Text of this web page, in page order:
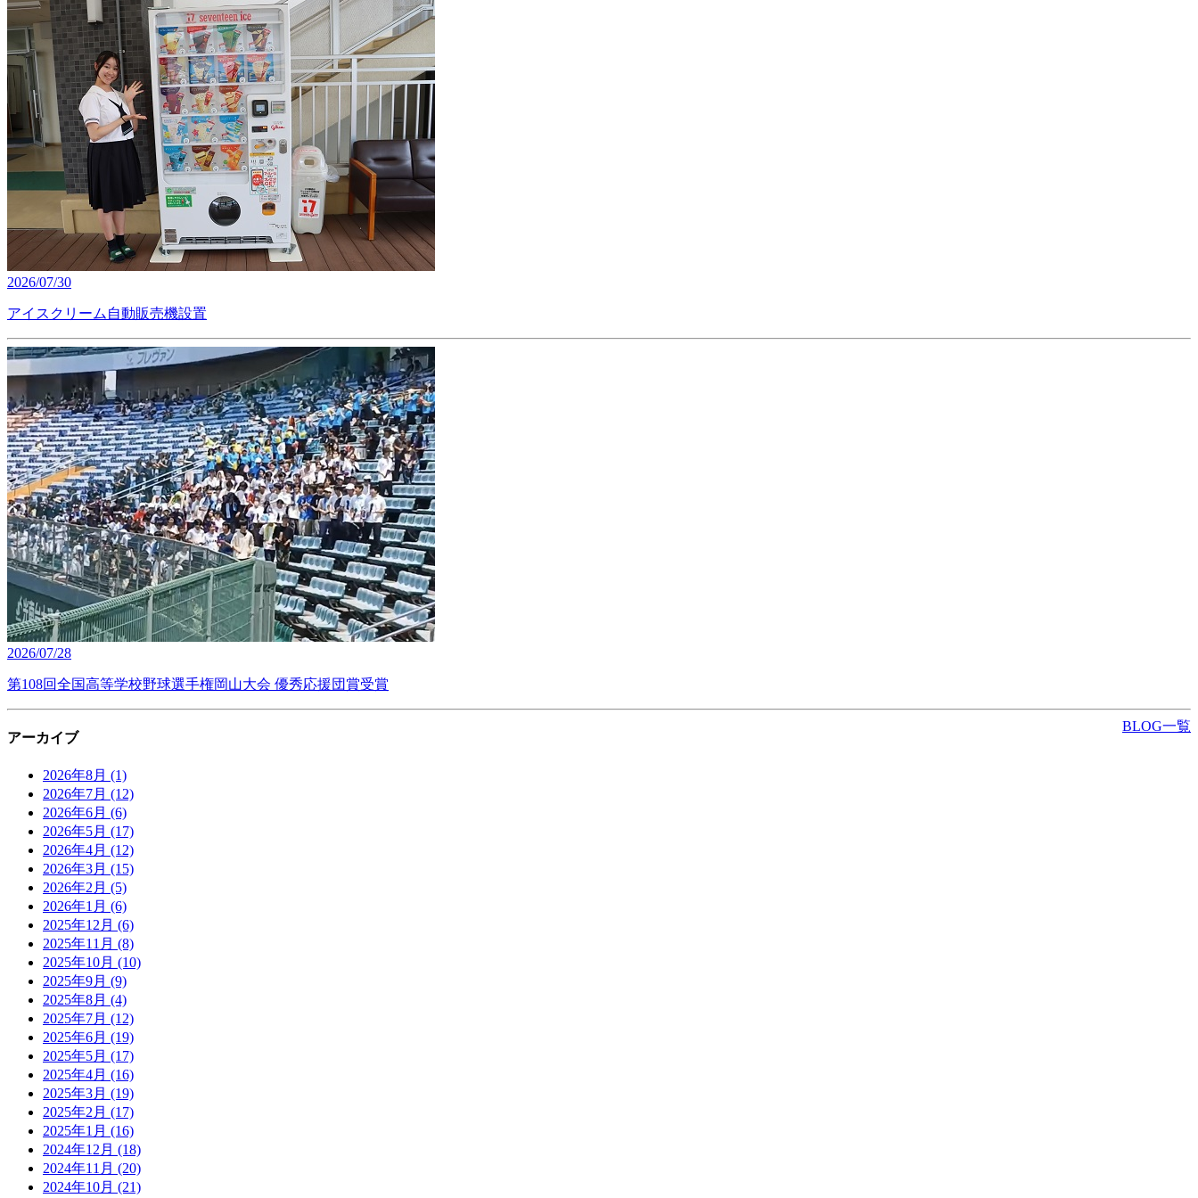
2026/07/30
アイスクリーム自動販売機設置
2026/07/28
第108回全国高等学校野球選手権岡山大会 優秀応援団賞受賞
BLOG一覧
アーカイブ
2026年8月 (1)
2026年7月 (12)
2026年6月 (6)
2026年5月 (17)
2026年4月 (12)
2026年3月 (15)
2026年2月 (5)
2026年1月 (6)
2025年12月 (6)
2025年11月 (8)
2025年10月 (10)
2025年9月 (9)
2025年8月 (4)
2025年7月 (12)
2025年6月 (19)
2025年5月 (17)
2025年4月 (16)
2025年3月 (19)
2025年2月 (17)
2025年1月 (16)
2024年12月 (18)
2024年11月 (20)
2024年10月 (21)